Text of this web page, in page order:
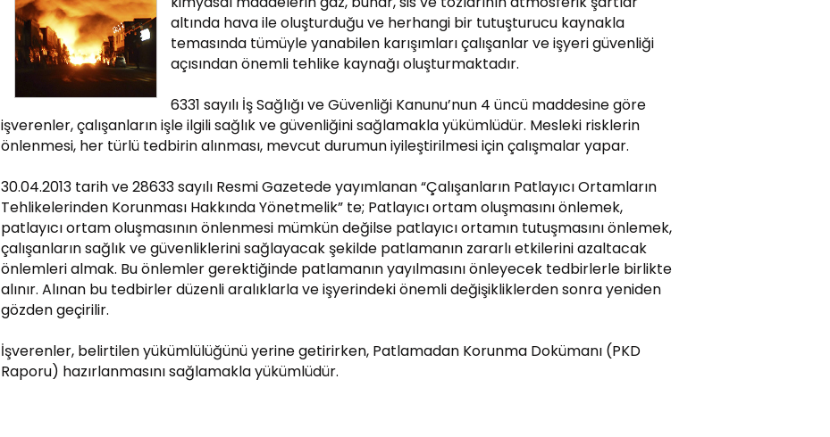
altında hava ile oluşturduğu ve herhangi bir tutuşturucu kaynakla
temasında tümüyle yanabilen karışımları çalışanlar ve işyeri güvenliği
açısından önemli tehlike kaynağı oluşturmaktadır.
6331 sayılı İş Sağlığı ve Güvenliği Kanunu’nun 4 üncü maddesine göre
işverenler, çalışanların işle ilgili sağlık ve güvenliğini sağlamakla yükümlüdür. Mesleki risklerin
önlenmesi, her türlü tedbirin alınması, mevcut durumun iyileştirilmesi için çalışmalar yapar.
30.04.2013 tarih ve 28633 sayılı Resmi Gazetede yayımlanan “Çalışanların Patlayıcı Ortamların
Tehlikelerinden Korunması Hakkında Yönetmelik” te; Patlayıcı ortam oluşmasını önlemek,
patlayıcı ortam oluşmasının önlenmesi mümkün değilse patlayıcı ortamın tutuşmasını önlemek,
çalışanların sağlık ve güvenliklerini sağlayacak şekilde patlamanın zararlı etkilerini azaltacak
önlemleri almak. Bu önlemler gerektiğinde patlamanın yayılmasını önleyecek tedbirlerle birlikte
alınır. Alınan bu tedbirler düzenli aralıklarla ve işyerindeki önemli değişikliklerden sonra yeniden
gözden geçirilir.
İşverenler, belirtilen yükümlülüğünü yerine getirirken, Patlamadan Korunma Dokümanı (PKD
Raporu) hazırlanmasını sağlamakla yükümlüdür.